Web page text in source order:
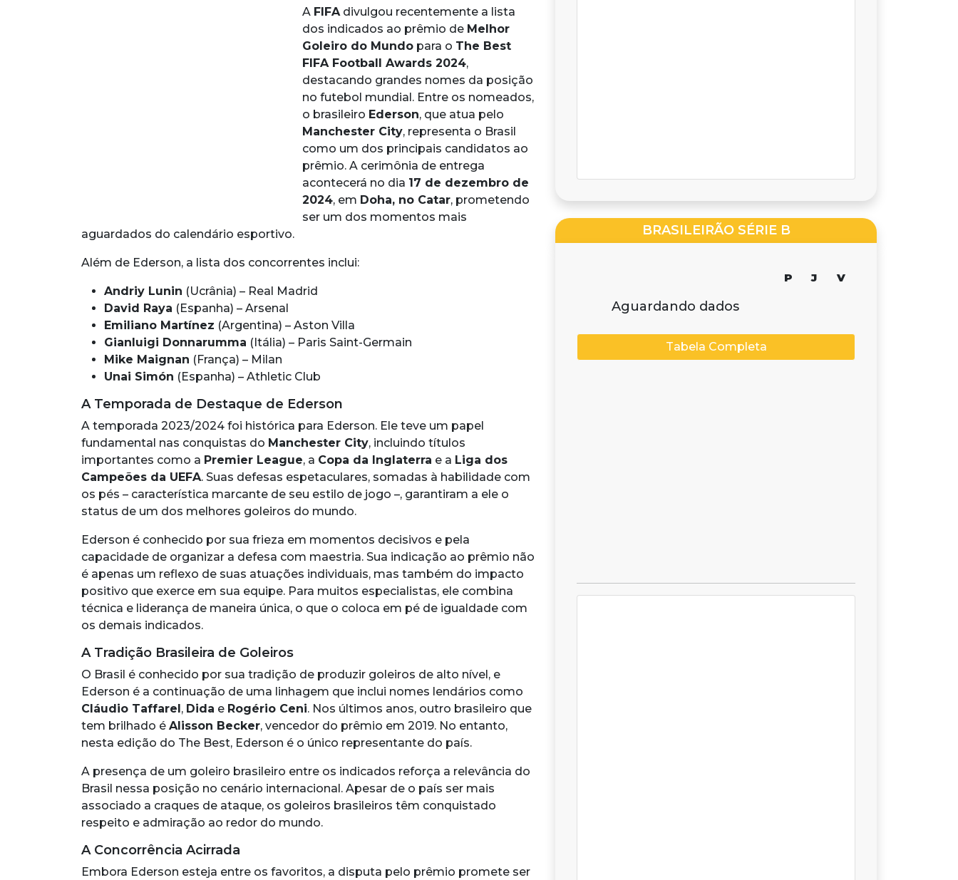
A FIFAdivulgou recentemente a lista
dos indicados ao prêmio de Melhor
Goleiro do Mundo para o The Best
FIFA Football Awards 2024,
destacando grandes nomes da posição
no futebol mundial. Entre os nomeados,
o brasileiro Ederson, que atua pelo
Manchester City, representa o Brasil
como um dos principais candidatos ao
prêmio. A cerimônia de entrega
acontecerá no dia 17 de dezembro de
2024, em Doha, no Catar, prometendo
ser um dos momentos mais
aguardados do calendário esportivo.
Além de Ederson, a lista dos concorrentes inclui:
Andriy Lunin (Ucrânia) – Real Madrid
David Raya (Espanha) – Arsenal
Emiliano Martínez (Argentina) – Aston Villa
Gianluigi Donnarumma (Itália) – Paris Saint-Germain
Mike Maignan (França) – Milan
Unai Simón (Espanha) – Athletic Club
A Temporada de Destaque de Ederson
A temporada 2023/2024 foi histórica para Ederson. Ele teve um papel
fundamental nas conquistas do Manchester City, incluindo títulos
importantes como a Premier League, a Copa da Inglaterra e a Liga dos
Campeões da UEFA. Suas defesas espetaculares, somadas à habilidade com
os pés – característica marcante de seu estilo de jogo –, garantiram a ele o
status de um dos melhores goleiros do mundo.
Ederson é conhecido por sua frieza em momentos decisivos e pela
capacidade de organizar a defesa com maestria. Sua indicação ao prêmio não
é apenas um reflexo de suas atuações individuais, mas também do impacto
positivo que exerce em sua equipe. Para muitos especialistas, ele combina
técnica e liderança de maneira única, o que o coloca em pé de igualdade com
os demais indicados.
A Tradição Brasileira de Goleiros
O Brasil é conhecido por sua tradição de produzir goleiros de alto nível, e
Ederson é a continuação de uma linhagem que inclui nomes lendários como
Cláudio Taffarel , Dida e Rogério Ceni. Nos últimos anos, outro brasileiro que
tem brilhado é Alisson Becker, vencedor do prêmio em 2019. No entanto,
nesta edição do The Best, Ederson é o único representante do país.
A presença de um goleiro brasileiro entre os indicados reforça a relevância do
Brasil nessa posição no cenário internacional. Apesar de o país ser mais
associado a craques de ataque, os goleiros brasileiros têm conquistado
respeito e admiração ao redor do mundo.
A Concorrência Acirrada
Embora Ederson esteja entre os favoritos, a disputa pelo prêmio promete ser
BRASILEIRÃO SÉRIE B
P J V
Aguardando dados
Tabela Completa